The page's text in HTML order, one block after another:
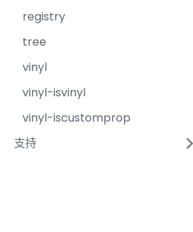
registry
tree
vinyl
vinyl-isvinyl
vinyl-iscustomprop
支持